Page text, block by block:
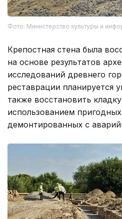
Фото: Министерство культуры и
Крепостная стена была
на основе результатов
исследований древнего
реставрации планируется
также восстановить
использованием
демонтированных с